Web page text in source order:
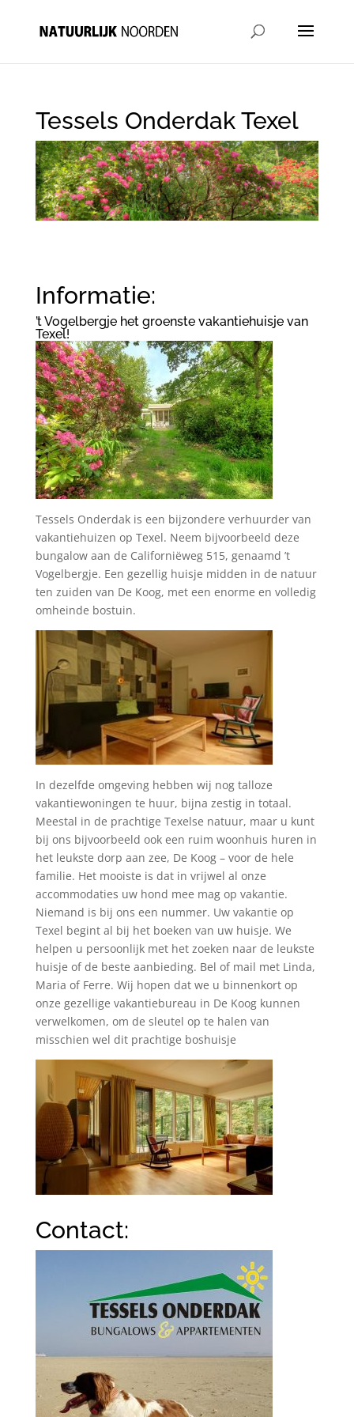
Tessels Onderdak Texel
Informatie:
’t Vogelbergje het groenste vakantiehuisje van
Texel!
Tessels Onderdak is een bijzondere verhuurder van
vakantiehuizen op Texel. Neem bijvoorbeeld deze
bungalow aan de Californiëweg 515, genaamd ’t
Vogelbergje. Een gezellig huisje midden in de natuur
ten zuiden van De Koog, met een enorme en volledig
omheinde bostuin.
In dezelfde omgeving hebben wij nog talloze
vakantiewoningen te huur, bijna zestig in totaal.
Meestal in de prachtige Texelse natuur, maar u kunt
bij ons bijvoorbeeld ook een ruim woonhuis huren in
het leukste dorp aan zee, De Koog – voor de hele
familie. Het mooiste is dat in vrijwel al onze
accommodaties uw hond mee mag op vakantie.
Niemand is bij ons een nummer. Uw vakantie op
Texel begint al bij het boeken van uw huisje. We
helpen u persoonlijk met het zoeken naar de leukste
huisje of de beste aanbieding. Bel of mail met Linda,
Maria of Ferre. Wij hopen dat we u binnenkort op
onze gezellige vakantiebureau in De Koog kunnen
verwelkomen, om de sleutel op te halen van
misschien wel dit prachtige boshuisje
Contact: